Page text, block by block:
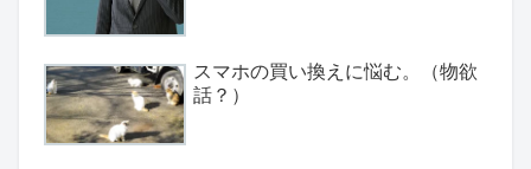
スマホの買い換えに悩む。（物欲
話？）